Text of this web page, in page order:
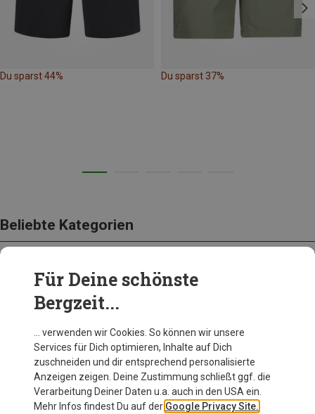
Du sparst 44% Du sparst 37%
Beliebte Kategorien
AUSRÜSTUNG
Für Deine schönste
Bergzeit...
… verwenden wir Cookies. So können wir unsere
Services für Dich optimieren, Inhalte auf Dich
zuschneiden und dir entsprechend personalisierte
Anzeigen zeigen. Deine Zustimmung schließt ggf. die
Verarbeitung Deiner Daten u.a. auch in den USA ein.
Mehr Infos findest Du auf der Google Privacy Site.